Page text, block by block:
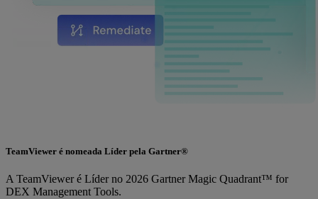
TeamViewer é nomeada Líder pela Gartner®
A TeamViewer é Líder no 2026 Gartner Magic Quadrant™ for
DEX Management Tools.